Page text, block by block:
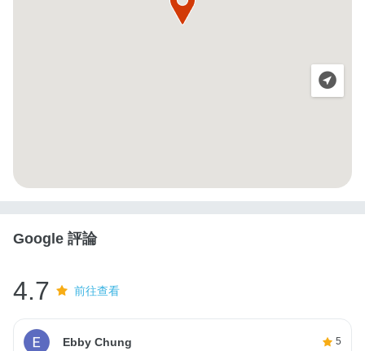
Google 評論
4.7 前往查看
Ebby Chung 5